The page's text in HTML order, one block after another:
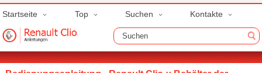
Startseite Top Suchen Kontakte